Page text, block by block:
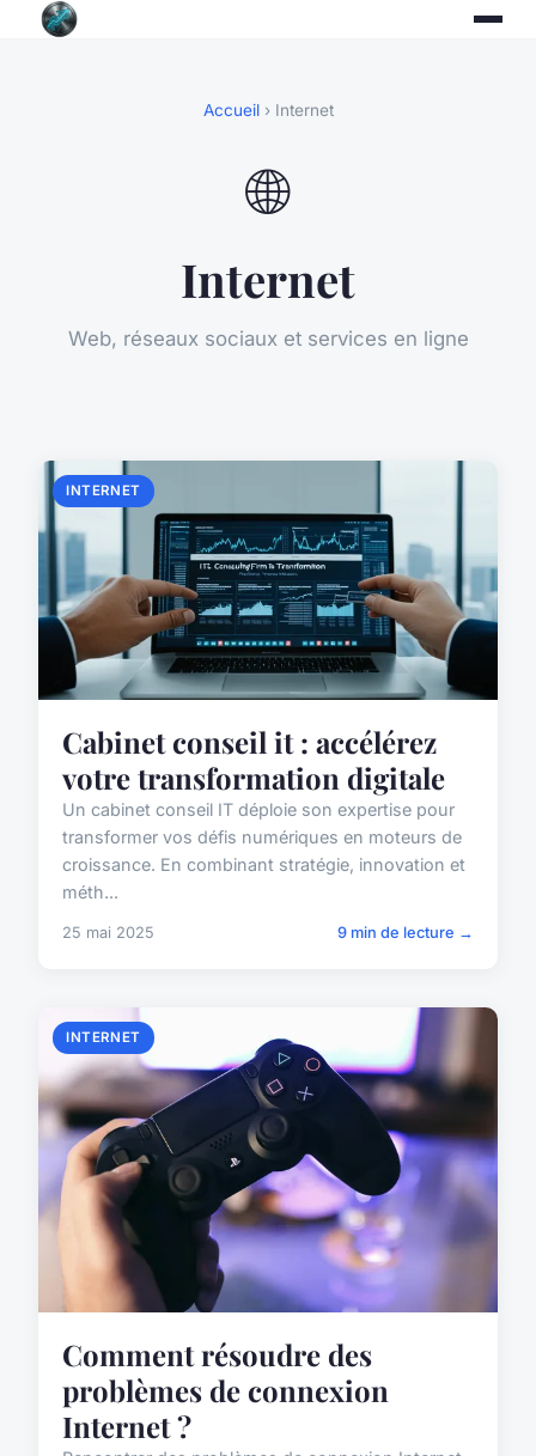
Accueil› Internet
🌐
Internet
Web, réseaux sociaux et services en ligne
INTERNET
Cabinet conseil it : accélérez
votre transformation digitale
Un cabinet conseil IT déploie son expertise pour
transformer vos défis numériques en moteurs de
croissance. En combinant stratégie, innovation et
méth...
25 mai 2025 9 min de lecture →
INTERNET
Comment résoudre des
problèmes de connexion
Internet ?